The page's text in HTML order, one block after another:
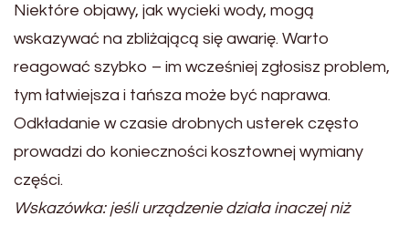
Niektóre objawy, jak wycieki wody, mogą
wskazywać na zbliżającą się awarię. Warto
reagować szybko – im wcześniej zgłosisz problem,
tym łatwiejsza i tańsza może być naprawa.
Odkładanie w czasie drobnych usterek często
prowadzi do konieczności kosztownej wymiany
części.
Wskazówka: jeśli urządzenie działa inaczej niż